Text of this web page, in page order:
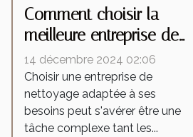
Comment choisir la
meilleure entreprise de
nettoyage pour vos
besoins
14 décembre 2024 02:06
Choisir une entreprise de
nettoyage adaptée à ses
besoins peut s'avérer être une
tâche complexe tant les...